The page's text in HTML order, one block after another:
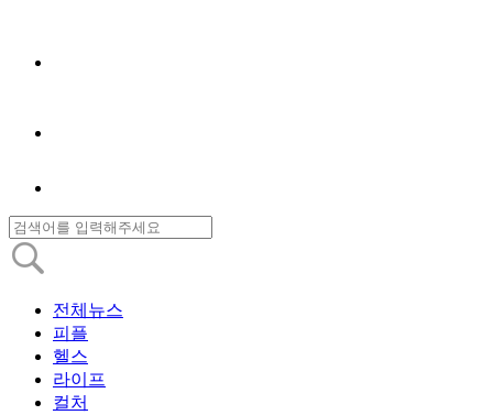
전체뉴스
피플
헬스
라이프
컬처